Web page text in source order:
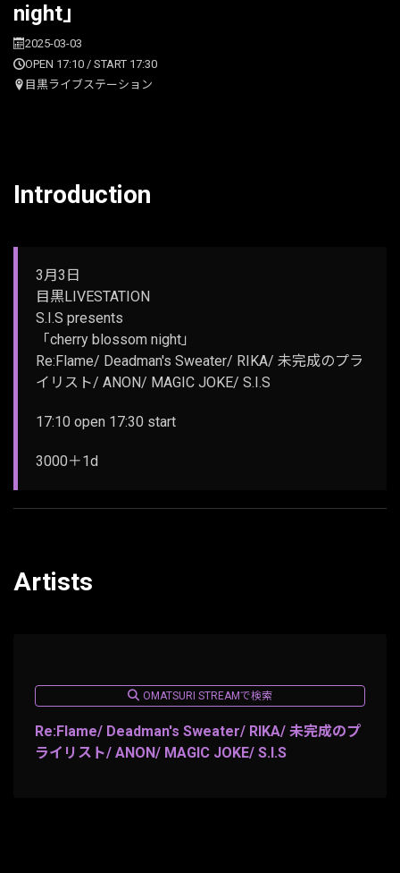
night」
2025-03-03
OPEN 17:10 / START 17:30
目黒ライブステーション
Introduction
3月3日
目黒LIVESTATION
S.I.S presents
「cherry blossom night」
Re:Flame/ Deadman's Sweater/ RIKA/ 未完成のプラ
イリスト/ ANON/ MAGIC JOKE/ S.I.S
17:10 open 17:30 start
3000＋1d
Artists
OMATSURI STREAMで検索
Re:Flame/ Deadman's Sweater/ RIKA/ 未完成のプ
ライリスト/ ANON/ MAGIC JOKE/ S.I.S